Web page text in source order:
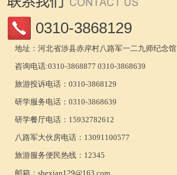
0310-3868129
地址：河北省涉县赤岸村八路军一二九师纪念馆
咨询电话:0310-3868877 0310-3868639
旅游投诉电话：0310-3868129
研学服务电话：0310-3868639
研学餐厅电话：15932782612
八路军大伙房电话：13091100577
旅游服务便民热线：12345
邮箱： shexian129@163.com